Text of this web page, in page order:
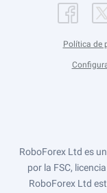
Política de
RoboForex Ltd es
por la FSC,
RoboForex Ltd